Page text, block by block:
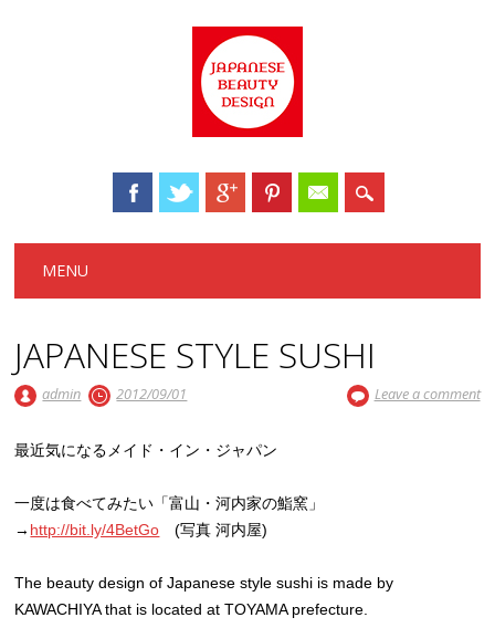
Main menu
MENU
JAPANESE STYLE SUSHI
admin 2012/09/01 Leave a comment
最近気になるメイド・イン・ジャパン
一度は食べてみたい「富山・河内家の鮨窯」
→ http://bit.ly/4BetGo (写真 河内屋)
The beauty design of Japanese style sushi is made by
KAWACHIYA that is located at TOYAMA prefecture.